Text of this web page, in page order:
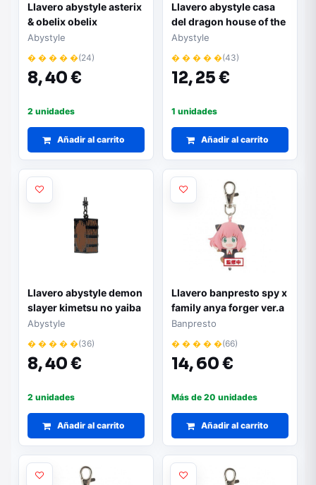
Llavero abystyle asterix
& obelix obelix
Abystyle
� � � � �(24)
8,40 €
2 unidades
Añadir al carrito
Llavero abystyle casa
del dragon house of the
dragon huevo de
Abystyle
� � � � �(43)
12,25 €
1 unidades
Añadir al carrito
Llavero abystyle demon
slayer kimetsu no yaiba
caja de nezuko
Abystyle
� � � � �(36)
8,40 €
2 unidades
Añadir al carrito
Llavero banpresto spy x
family anya forger ver.a
Banpresto
� � � � �(66)
14,60 €
Más de 20 unidades
Añadir al carrito